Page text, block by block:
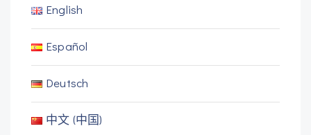
English
Español
Deutsch
中文 (中国)